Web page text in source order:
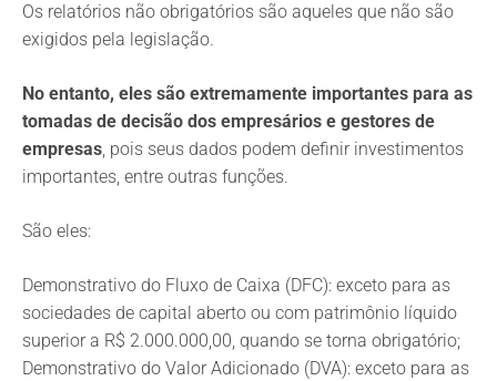
Os relatórios não obrigatórios são aqueles que não são
exigidos pela legislação.
No entanto, eles são extremamente importantes para as
tomadas de decisão dos empresários e gestores de
empresas, pois seus dados podem definir investimentos
importantes, entre outras funções.
São eles:
Demonstrativo do Fluxo de Caixa (DFC): exceto para as
sociedades de capital aberto ou com patrimônio líquido
superior a R$ 2.000.000,00, quando se torna obrigatório;
Demonstrativo do Valor Adicionado (DVA): exceto para as